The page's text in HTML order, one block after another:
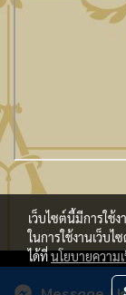
Copy Right By
เว็บไซต์นี้มีการใช้
ในการใช้งานเว็บ
ได้ที่นโยบายความ